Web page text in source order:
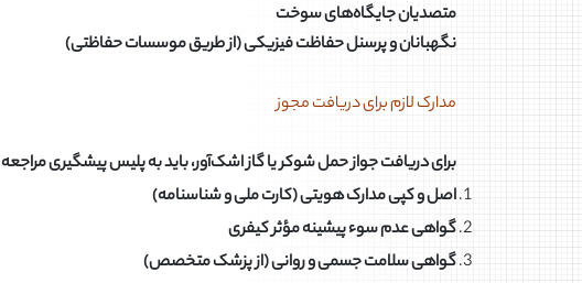
متصدیان جایگاه‌های سوخت
نگهبانان و پرسنل حفاظت فیزیکی (از طریق موسسات حفاظتی)
مدارک لازم برای دریافت مجوز
برای دریافت جواز حمل شوکر یا گاز اشک‌آور، باید به پلیس پیشگیری مراجعه
اصل و کپی مدارک هویتی (کارت ملی و شناسنامه)
گواهی عدم سوء پیشینه مؤثر کیفری
گواهی سلامت جسمی و روانی (از پزشک متخصص)